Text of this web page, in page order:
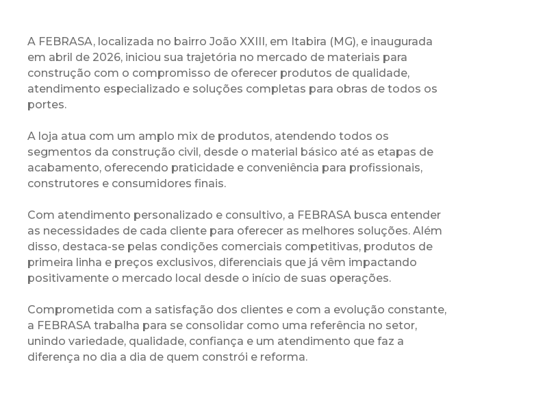
A FEBRASA, localizada no bairro João XXIII, em Itabira (MG), e inaugurada
em abril de 2026, iniciou sua trajetória no mercado de materiais para
construção com o compromisso de oferecer produtos de qualidade,
atendimento especializado e soluções completas para obras de todos os
portes.
A loja atua com um amplo mix de produtos, atendendo todos os
segmentos da construção civil, desde o material básico até as etapas de
acabamento, oferecendo praticidade e conveniência para profissionais,
construtores e consumidores finais.
Com atendimento personalizado e consultivo, a FEBRASA busca entender
as necessidades de cada cliente para oferecer as melhores soluções. Além
disso, destaca-se pelas condições comerciais competitivas, produtos de
primeira linha e preços exclusivos, diferenciais que já vêm impactando
positivamente o mercado local desde o início de suas operações.
Comprometida com a satisfação dos clientes e com a evolução constante,
a FEBRASA trabalha para se consolidar como uma referência no setor,
unindo variedade, qualidade, confiança e um atendimento que faz a
diferença no dia a dia de quem constrói e reforma.